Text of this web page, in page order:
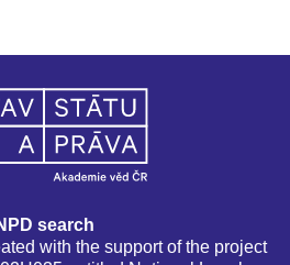
search
with the support of the project